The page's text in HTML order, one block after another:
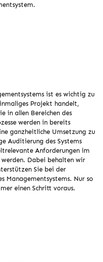
ist es wichtig zu
Projekt handelt,
in allen Bereichen des
werden in bereits
ganzheitliche Umsetzung zu
Auditierung des Systems
Anforderungen im
Dabei behalten wir
Sie bei der
Managementsystems. Nur so
einen Schritt voraus.